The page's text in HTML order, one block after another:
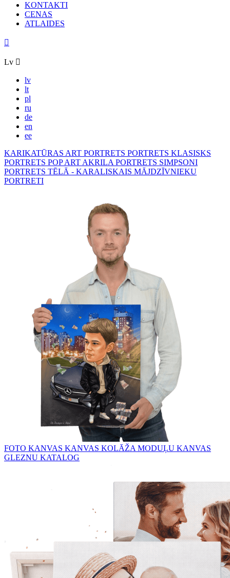
KONTAKTI
CENAS
ATLAIDES
Lv
lv
lt
pl
ru
de
en
ee
KARIKATŪRAS ART PORTRETS PORTRETS KLASISKS
PORTRETS POP ART AKRILA PORTRETS SIMPSONI
PORTRETS TĒLĀ - KARALISKAIS MĀJDZĪVNIEKU
PORTRETI
FOTO KANVAS KANVAS KOLĀŽA MODUĻU KANVAS
GLEZNU KATALOG